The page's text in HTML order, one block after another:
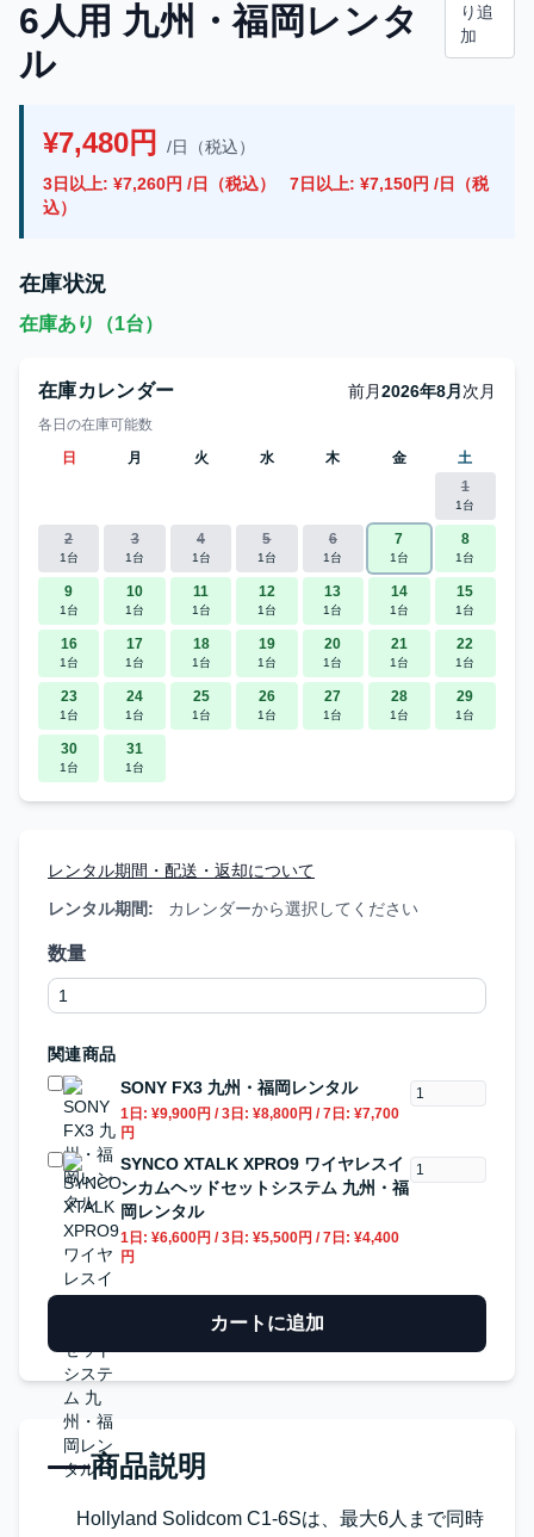
6人用 九州・福岡レンタ
ル
り追
加
¥7,480円
/日（税込）
3日以上: ¥7,260円 /日（税込）
7日以上: ¥7,150円 /日（税
込）
在庫状況
在庫あり（1台）
在庫カレンダー 前月2026年8月 次月
各日の在庫可能数
日
月 火 水 木 金
土
1
1台
2
1台
3
1台
4
1台
5
1台
6
1台
7
1台
8
1台
9
1台
10
1台
11
1台
12
1台
13
1台
14
1台
15
1台
16
1台
17
1台
18
1台
19
1台
20
1台
21
1台
22
1台
23
1台
24
1台
25
1台
26
1台
27
1台
28
1台
29
1台
30
1台
31
1台
レンタル期間・配送・返却について
レンタル期間:
カレンダーから選択してください
数量
関連商品
SONY FX3 九州・福岡レンタル
1日: ¥9,900円 / 3日: ¥8,800円 / 7日: ¥7,700
円
SYNCO XTALK XPRO9 ワイヤレスイ
ンカムヘッドセットシステム 九州・福
岡レンタル
1日: ¥6,600円 / 3日: ¥5,500円 / 7日: ¥4,400
円
カートに追加
商品説明
Hollyland Solidcom C1-6Sは、最大6人まで同時